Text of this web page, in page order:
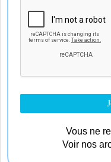
Vous ne
Voir nos